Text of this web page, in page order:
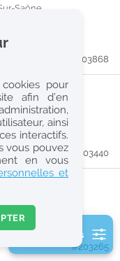
mer
Saône
#203868
Saône
#203440
#203265
2 filtre(s) actifs
pour
afin d’en
ainsi
interactifs.
vous pouvez
en vous
et